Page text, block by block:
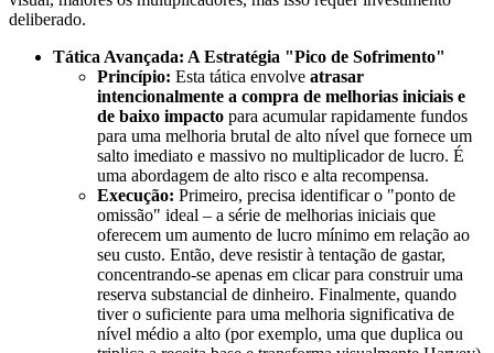
deliberado.
Tática Avançada: A Estratégia "Pico de Sofrimento"
Princípio: Esta tática envolve atrasar
intencionalmente a compra de melhorias iniciais e
de baixo impacto para acumular rapidamente fundos
para uma melhoria brutal de alto nível que fornece um
salto imediato e massivo no multiplicador de lucro. É
uma abordagem de alto risco e alta recompensa.
Execução: Primeiro, precisa identificar o "ponto de
omissão" ideal – a série de melhorias iniciais que
oferecem um aumento de lucro mínimo em relação ao
seu custo. Então, deve resistir à tentação de gastar,
concentrando-se apenas em clicar para construir uma
reserva substancial de dinheiro. Finalmente, quando
tiver o suficiente para uma melhoria significativa de
nível médio a alto (por exemplo, uma que duplica ou